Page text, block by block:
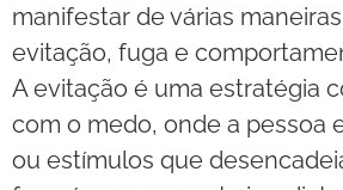
manifestar de várias
evitação, fuga e
A evitação é uma estratégia
com o medo, onde a pessoa
ou estímulos que